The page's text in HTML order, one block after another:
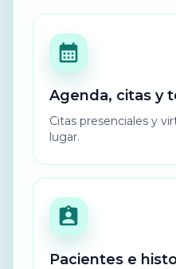
Agenda, citas y
Citas presenciales y
lugar.
Pacientes e